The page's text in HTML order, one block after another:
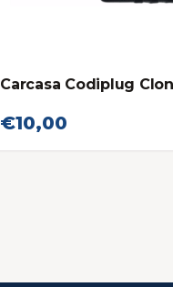
Carcasa Codiplug
€10,00